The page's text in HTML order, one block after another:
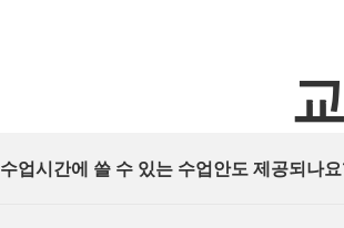
수업시간에 쓸 수 있는 수업안도 제공되나